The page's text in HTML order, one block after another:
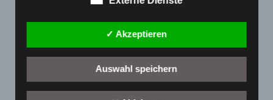
Elektro-Chopper
Elektro-Fahrräder
Elektro-Kabinenroller
Elektro-Klappräder
Elektro-Lastendreiräder
Elektro-Roller
verwendet werden, um bestimmte persönliche
Aspekte, die sich auf eine natürliche Person
beziehen, zu bewerten, insbesondere, um
Aspekte bezüglich Arbeitsleistung, wirtschaftlicher
✓ Akzeptieren
Auswahl speichern